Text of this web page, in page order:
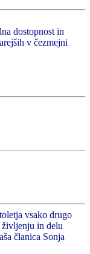
dostopnost in
v čezmejni
vsako drugo
življenju in delu
članica Sonja